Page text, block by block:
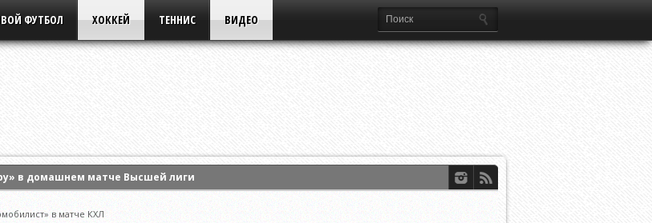
ФУТБОЛ ХОККЕЙ ТЕННИС ВИДЕО
в домашнем матче Высшей лиги
в матче КХЛ